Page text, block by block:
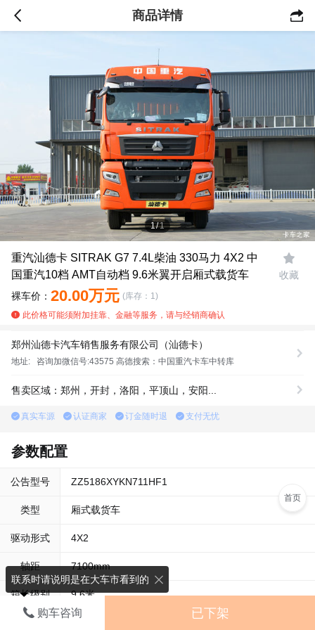
 商品详情
1/1
重汽汕德卡 SITRAK G7 7.4L柴油 330马力 4X2 中
国重汽10档 AMT自动档 9.6米翼开启厢式载货车

收藏
裸车价： 20.00万元 (库存：1)
此价格可能须附加挂靠、金融等服务，请与经销商确认
郑州汕德卡汽车销售服务有限公司（汕德卡）
地址: 咨询加微信号:43575 高德搜索：中国重汽卡车中转库
售卖区域：郑州，开封，洛阳，平顶山，安阳...
真实车源 认证商家 订金随时退 支付无忧
参数配置
公告型号 ZZ5186XYKN711HF1
类型 厢式载货车
驱动形式 4X2
轴距 7100mm
箱长级别 9.6米
联系时请说明是在大车市看到的
购车咨询 已下架
首页